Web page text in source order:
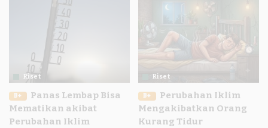
Riset
B+
Panas Lembap Bisa
Mematikan akibat
Perubahan Iklim
Riset
B+
Perubahan Iklim
Mengakibatkan Orang
Kurang Tidur